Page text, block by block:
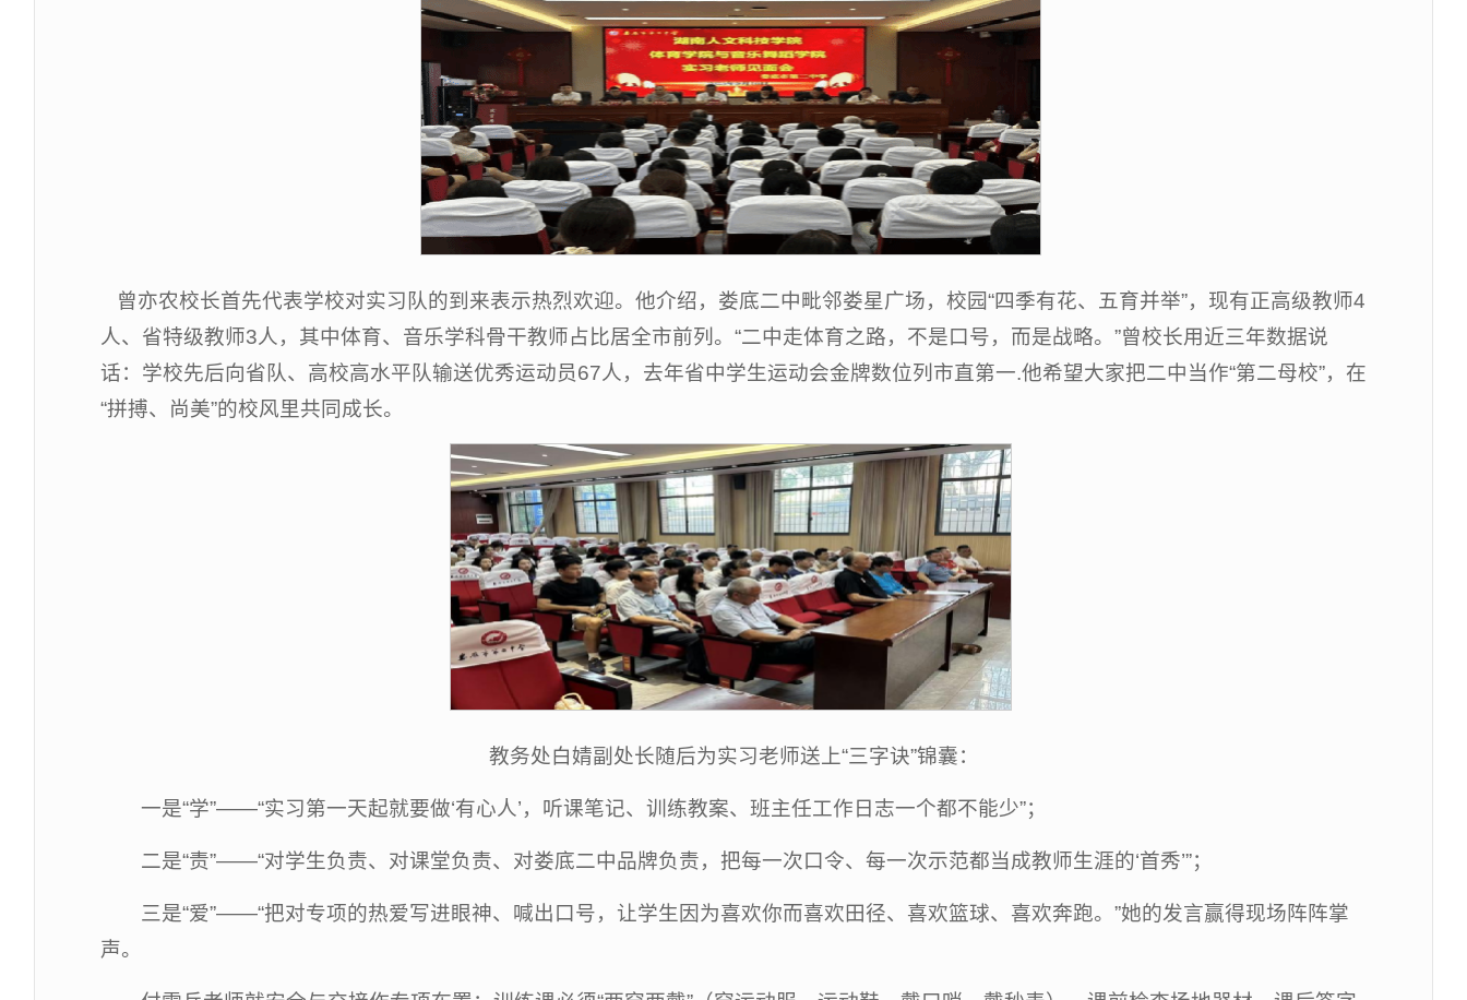
曾亦农校长首先代表学校对实习队的到来表示热烈欢迎。他介绍，娄底二中毗邻娄星广场，校园“四季有花、五育并举”，现有正高级教师4
人、省特级教师3人，其中体育、音乐学科骨干教师占比居全市前列。“二中走体育之路，不是口号，而是战略。”曾校长用近三年数据说
话：学校先后向省队、高校高水平队输送优秀运动员67人，去年省中学生运动会金牌数位列市直第一.他希望大家把二中当作“第二母校”，在
“拼搏、尚美”的校风里共同成长。
教务处白婧副处长随后为实习老师送上“三字诀”锦囊：
一是“学”——“实习第一天起就要做‘有心人’，听课笔记、训练教案、班主任工作日志一个都不能少”；
二是“责”——“对学生负责、对课堂负责、对娄底二中品牌负责，把每一次口令、每一次示范都当成教师生涯的‘首秀’”；
三是“爱”——“把对专项的热爱写进眼神、喊出口号，让学生因为喜欢你而喜欢田径、喜欢篮球、喜欢奔跑。”她的发言赢得现场阵阵掌
声。